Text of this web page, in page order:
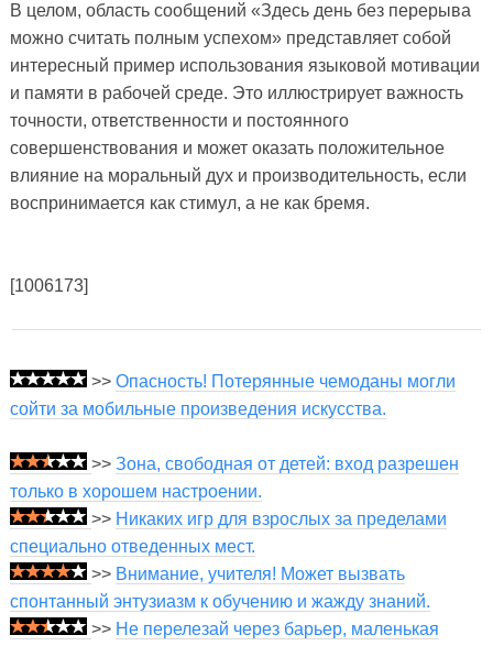
В целом, область сообщений «Здесь день без перерыва
можно считать полным успехом» представляет собой
интересный пример использования языковой мотивации
и памяти в рабочей среде. Это иллюстрирует важность
точности, ответственности и постоянного
совершенствования и может оказать положительное
влияние на моральный дух и производительность, если
воспринимается как стимул, а не как бремя.
[1006173]
>> Опасность! Потерянные чемоданы могли
сойти за мобильные произведения искусства.
>> Зона, свободная от детей: вход разрешен
только в хорошем настроении.
>> Никаких игр для взрослых за пределами
специально отведенных мест.
>> Внимание, учителя! Может вызвать
спонтанный энтузиазм к обучению и жажду знаний.
>> Не перелезай через барьер, маленькая